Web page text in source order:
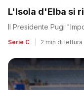
L'Isola d'Elba si
Il Presidente Pugi
Serie C 2 min di lettura